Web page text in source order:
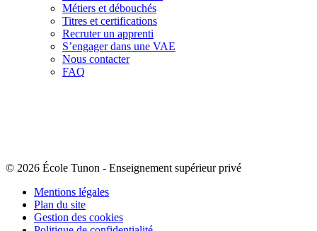
Métiers et débouchés
Titres et certifications
Recruter un apprenti
S’engager dans une VAE
Nous contacter
FAQ
© 2026 École Tunon - Enseignement supérieur privé
Mentions légales
Plan du site
Gestion des cookies